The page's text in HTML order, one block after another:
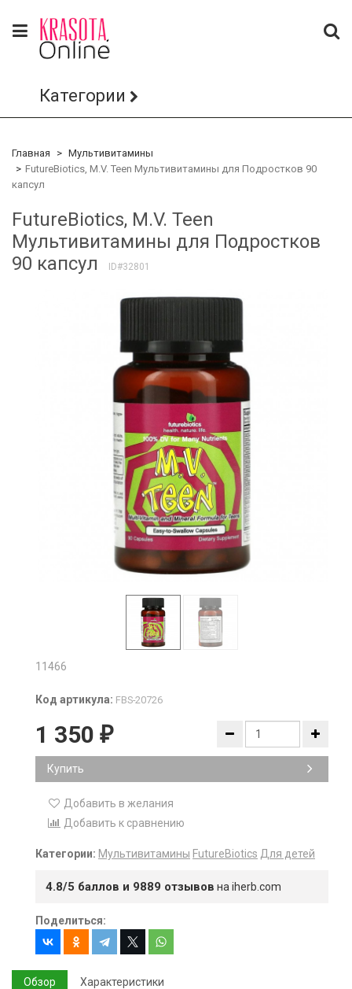
Категории
Главная
Мультивитамины
FutureBiotics, M.V. Teen Мультивитамины для Подростков 90
капсул
FutureBiotics, M.V. Teen
Мультивитамины для Подростков
90 капсул
ID#32801
11466
Код артикула: FBS-20726
1 350 ₽
Купить
Добавить в желания
Добавить к сравнению
Категории: Мультивитамины FutureBiotics Для детей
4.8/5 баллов и 9889 отзывов на iherb.com
Поделиться:
Обзор Характеристики